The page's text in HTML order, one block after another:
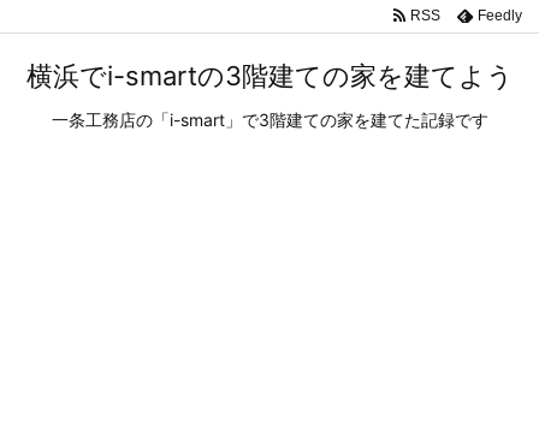
横浜でi-smartの3階建ての家を建てよう
一条工務店の「i-smart」で3階建ての家を建てた記録です
RSS Feedly